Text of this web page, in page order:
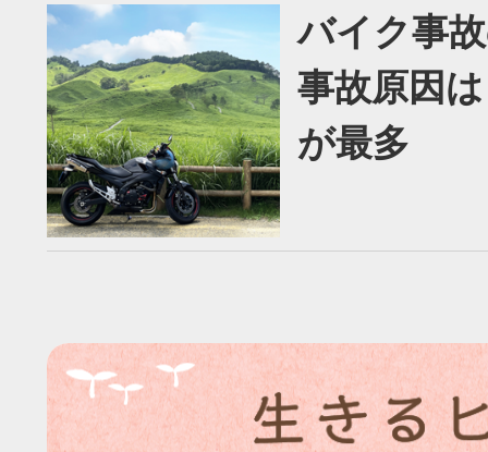
バイク事
事故原因
が最多